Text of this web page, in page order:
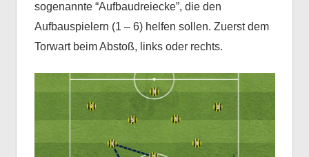
sogenannte “Aufbaudreiecke”, die den
Aufbauspielern (1 – 6) helfen sollen. Zuerst dem
Torwart beim Abstoß, links oder rechts.